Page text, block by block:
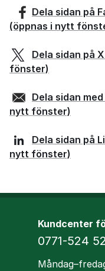
Dela sidan på
(öppnas i nytt
Dela sidan på X
fönster)
Dela sidan med
nytt fönster)
Dela sidan på
nytt fönster)
Kundcenter
Telefon
0771-524
Öppettider